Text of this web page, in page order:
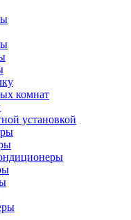
комнат
установкой